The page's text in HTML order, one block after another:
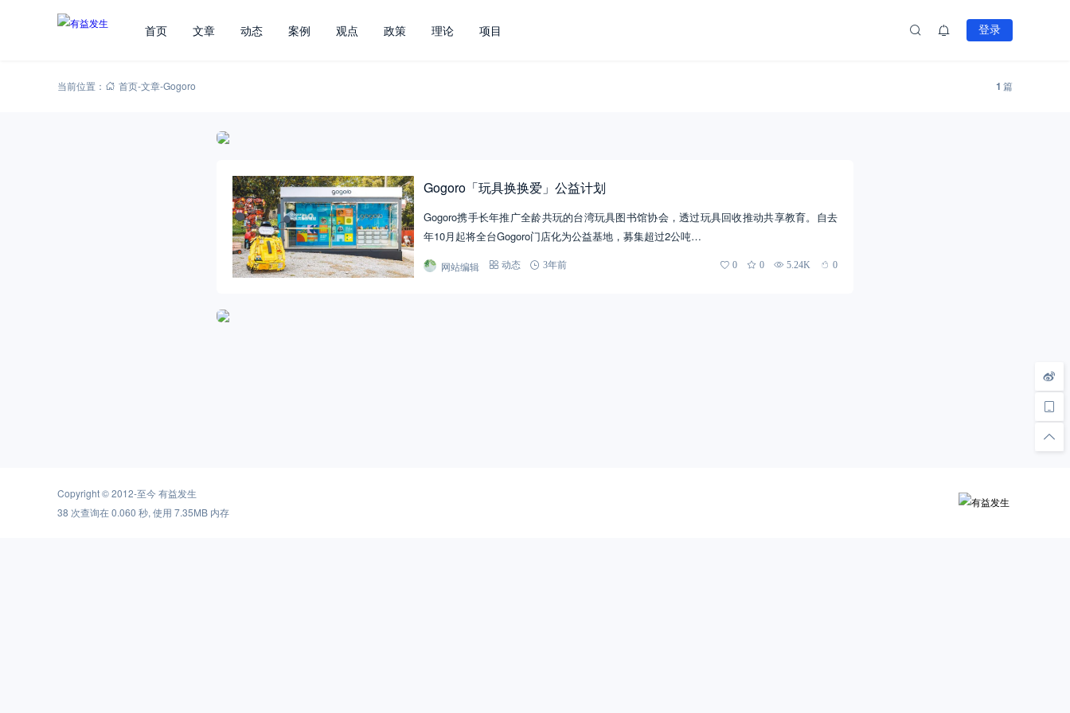
首页 文章 动态 案例 观点 政策 理论 项目 登录
当前位置： 首页-文章-Gogoro 1 篇
Gogoro「玩具换换爱」公益计划
Gogoro携手长年推广全龄共玩的台湾玩具图书馆协会，透过玩具回收推动共享教育。自去
年10月起将全台Gogoro门店化为公益基地，募集超过2公吨…
网站编辑 动态 3年前 0 0 5.24K 0
Copyright © 2012-至今有益发生
38 次查询在 0.060 秒, 使用 7.35MB 内存